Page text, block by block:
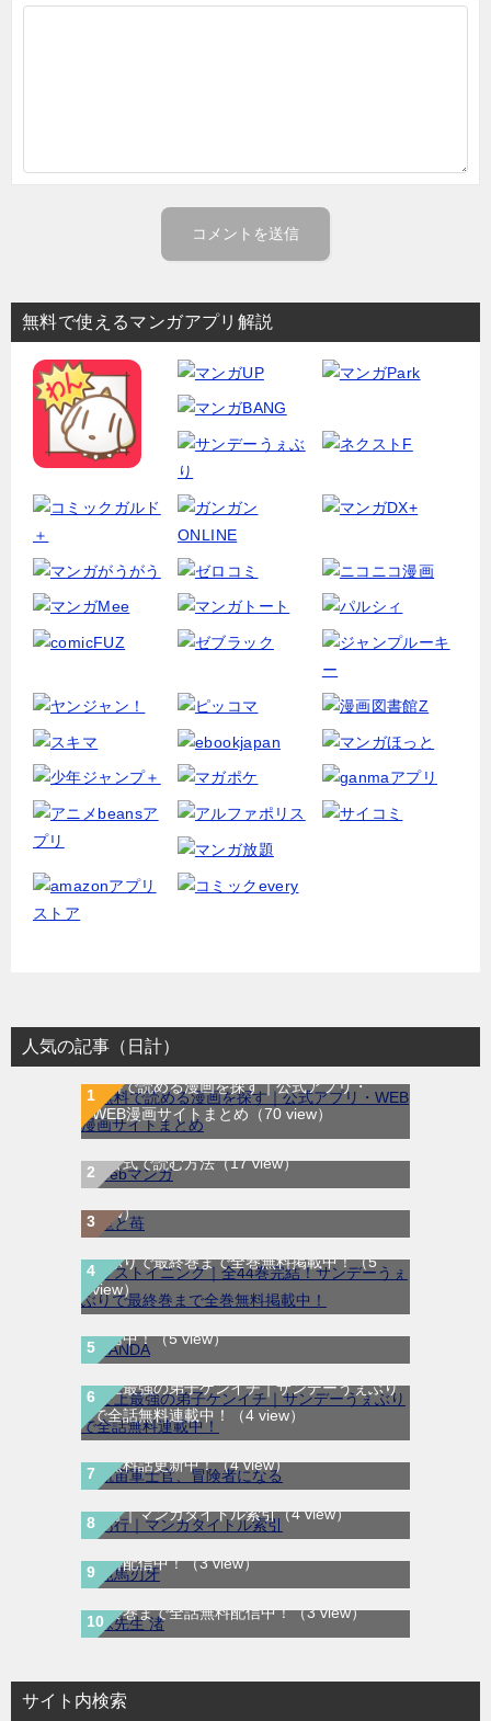
無料で使えるマンガアプリ解説
人気の記事（日計）
無料で読める漫画を探す｜公式アプリ・
WEB漫画サイトまとめ （70 view）
WEB漫画サイト一覧｜ブラウザで無料漫画
を公式で読む方法（17 view）
龍と苺｜最新刊第4巻！全巻無料で読める公
式マンガアプリ＿サンデーうぇぶり（6
view）
ラストイニング｜全44巻完結！サンデーう
ぇぶりで最終巻まで全巻無料掲載中！（5
view）
SANDA｜最新刊第3巻！マンガBANGで無料
配信中！（5 view）
史上最強の弟子ケンイチ｜サンデーうぇぶり
で全話無料連載中！
（4 view）
航宙軍士官、冒険者になる｜最新刊第6巻！
第5巻まで無料で読めるマンガアプリ！※順
次無料話更新中！（4 view）
あ行｜マンガタイトル索引（4 view）
範馬刃牙｜全37巻完結！全話無料で読める
マンガプリ！マンガBANGで最終巻まで全話
無料配信中！（3 view）
妹先生 渚｜全5巻完結！サンデーうぇぶりで
最終巻まで全話無料配信中！（3 view）
サイト内検索